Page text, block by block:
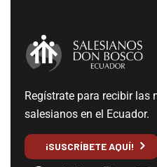
Regístrate para recibir las
salesianos en el Ecuador.
¡SUSCRÍBETE AQUÍ!